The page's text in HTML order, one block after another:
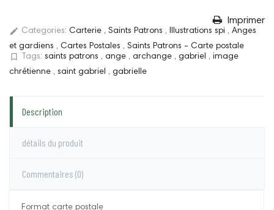
Imprimer
edit Categories: Carterie , Saints Patrons , Illustrations spi , Anges
et gardiens , Cartes Postales , Saints Patrons - Carte postale
bookmark_border Tags: saints patrons , ange , archange , gabriel , image
chrétienne , saint gabriel , gabrielle
Description
détails du produit
Commentaires (0)
Format carte postale